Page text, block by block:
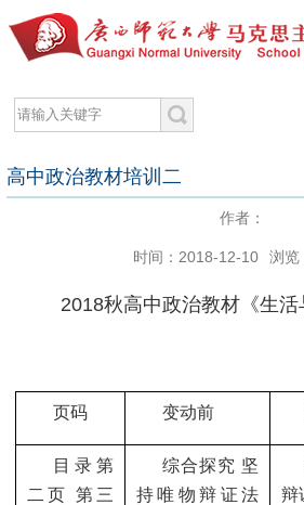
高中政治教材培训二
作者：
时间：2018-12-10 浏览
2018秋高中政治教材《生
页码 变动前
目录第
二页 第三
综合探究 坚
持唯物辩证法
辩